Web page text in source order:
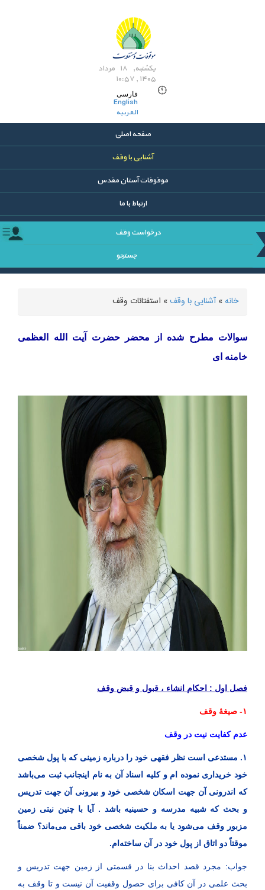
یکشنبه, ۱۸ مرداد
۱۴۰۵ , ۱۰:۵۷
فارسی
English
العربیه
صفحه اصلی
آشنایی با وقف
موقوفات آستان مقدس
ارتباط با ما
درخواست وقف
جستجو
شما اینجا هستید
خانه» آشنایی با وقف» استفتائات وقف
سوالات مطرح شده از محضر حضرت آیت الله العظمی
خامنه ای
فصل اول : احکام انشاء ، قبول و قبض وقف
۱- صیغۀ وقف
عدم کفایت نیت در وقف
۱. مستدعی است نظر فقهی خود را درباره زمینی که با پول شخصی
خود خریداری نموده ام و کلیه اسناد آن به نام اینجانب ثبت می‌باشد
که اندرونی آن جهت اسکان شخصی خود و بیرونی آن جهت تدریس
و بحث که شبیه مدرسه و حسینیه باشد . آیا با چنین نیتی زمین
مزبور وقف می‌شود یا به ملکیت شخصی خود باقی می‌ماند؟ ضمناً
موقتاً دو اتاق از پول خود در آن ساخته‌ام.
جواب: مجرد قصد احداث بنا در قسمتی از زمین جهت تدریس و
بحث علمی در آن کافی برای حصول وقفیت آن نیست و تا وقف به